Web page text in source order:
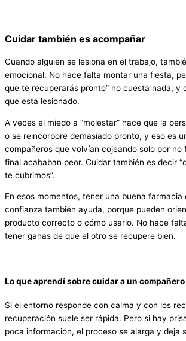
Cuidar también es acompañar
Cuando alguien se lesiona en el trabajo,
emocional. No hace falta montar una fiesta,
que te recuperarás pronto” no cuesta nada, y
que está lesionado.
A veces el miedo a “molestar” hace que la
o se reincorpore demasiado pronto, y eso es
compañeros que volvían cojeando solo por
final acababan peor. Cuidar también es decir
te cubrimos”.
En esos momentos, tener una buena farmacia
confianza también ayuda, porque pueden
producto correcto o cómo usarlo. No hace
tener ganas de que el otro se recupere bien.
Lo que aprendí sobre cuidar a un
Si el entorno responde con calma y con los
recuperación suele ser rápida. Pero si hay
poca información, el proceso se alarga y deja